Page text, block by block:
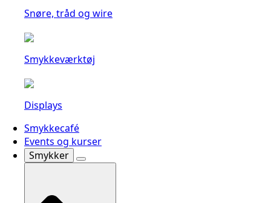
Snøre, tråd og wire
Smykkeværktøj
Displays
Smykkecafé
Events og kurser
Smykker